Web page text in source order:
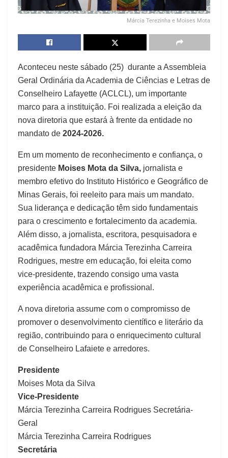
Márcia Terezinha e Moises Mota
Aconteceu neste sábado (25) durante a Assembleia
Geral Ordinária da Academia de Ciências e Letras de
Conselheiro Lafayette (ACLCL), um importante
marco para a instituição. Foi realizada a eleição da
nova diretoria que estará à frente da entidade no
mandato de 2024-2026.
Em um momento de reconhecimento e confiança, o
presidente Moises Mota da Silva, jornalista e
membro efetivo do Instituto Histórico e Geográfico de
Minas Gerais, foi reeleito para mais um mandato.
Sua liderança e dedicação têm sido fundamentais
para o crescimento e fortalecimento da academia.
Além disso, a jornalista, escritora, pesquisadora e
acadêmica fundadora Márcia Terezinha Carreira
Rodrigues, mestre em educação, foi eleita como
vice-presidente, trazendo consigo uma vasta
experiência acadêmica e profissional.
A nova diretoria assume com o compromisso de
promover o desenvolvimento científico e literário da
região, contribuindo para o enriquecimento cultural
de Conselheiro Lafaiete e arredores.
Presidente
Moises Mota da Silva
Vice-Presidente
Márcia Terezinha Carreira Rodrigues Secretária-
Geral
Márcia Terezinha Carreira Rodrigues
Secretária